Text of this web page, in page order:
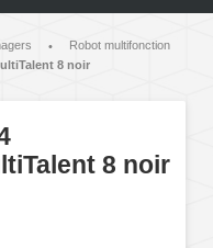
•
Robot multifonction
8 noir
8 noir